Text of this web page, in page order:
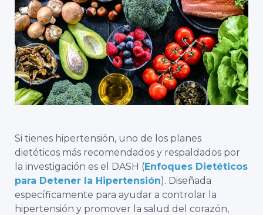
Si tienes hipertensión, uno de los planes
dietéticos más recomendados y respaldados por
la investigación es el DASH (Enfoques Dietéticos
para Detener la Hipertensión). Diseñada
específicamente para ayudar a controlar la
hipertensión y promover la salud del corazón,